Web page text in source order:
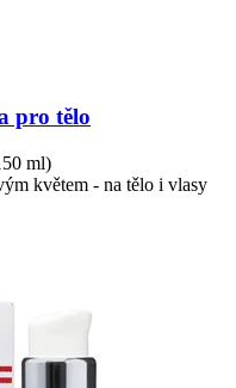
pro tělo
ml)
květem - na tělo i vlasy